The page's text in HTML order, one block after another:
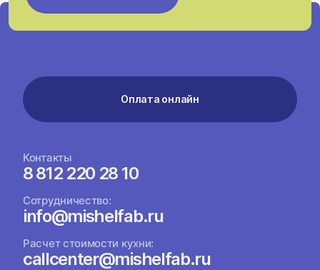
Оплата онлайн
Контакты
8 812 220 28 10
Сотрудничество:
info@mishelfab.ru
Расчет стоимости кухни:
callcenter@mishelfab.ru